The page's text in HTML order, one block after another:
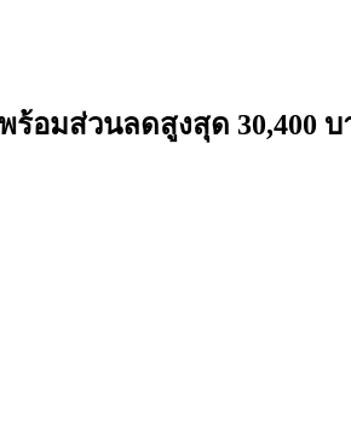
ร้อมส่วนลดสูงสุด 30,400